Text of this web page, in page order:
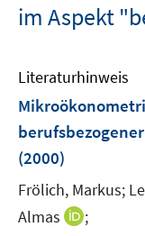
im Aspekt
Literaturhinweis
(2000)
Frölich, Markus;
Almas
I;